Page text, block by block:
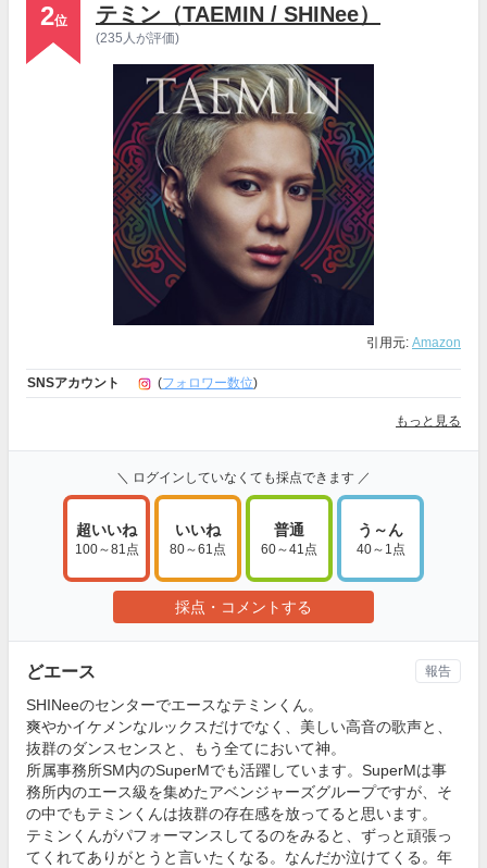
2位 テミン（TAEMIN / SHINee）
(235人が評価)
引用元: Amazon
SNSアカウント (フォロワー数位)
もっと見る
＼ ログインしていなくても採点できます ／
超いいね
100～81点
いいね
80～61点
普通
60～41点
う～ん
40～1点
採点・コメントする
どエース
SHINeeのセンターでエースなテミンくん。
爽やかイケメンなルックスだけでなく、美しい高音の歌声と、
抜群のダンスセンスと、もう全てにおいて神。
所属事務所SM内のSuperMでも活躍しています。SuperMは事
務所内のエース級を集めたアベンジャーズグループですが、そ
の中でもテミンくんは抜群の存在感を放ってると思います。
テミンくんがパフォーマンスしてるのをみると、ずっと頑張っ
てくれてありがとうと言いたくなる。なんだか泣けてくる。年
報告